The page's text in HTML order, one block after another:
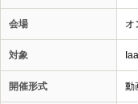
会場 オ
対象
開催形式 動